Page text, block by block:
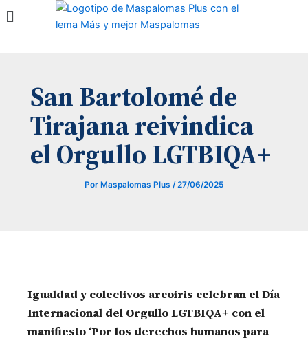
Menú
San Bartolomé de
Tirajana reivindica
el Orgullo LGTBIQA+
Por Maspalomas Plus /27/06/2025
Igualdad y colectivos arcoiris celebran el Día
Internacional del Orgullo LGTBIQA+ con el
manifiesto ‘Por los derechos humanos para